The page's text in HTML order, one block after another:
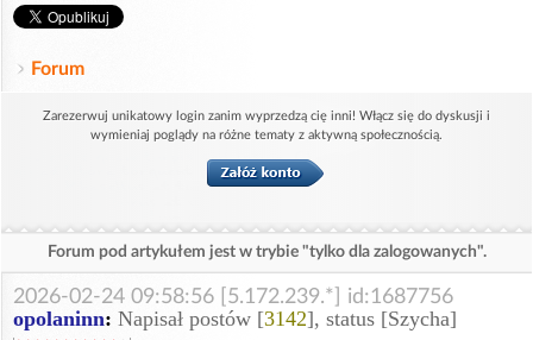
Forum
Zarezerwuj unikatowy login zanim wyprzedzą cię inni! Włącz się do dyskusji i
wymieniaj poglądy na różne tematy z aktywną społecznością.
Forum pod artykułem jest w trybie "tylko dla zalogowanych".
2026-02-24 09:58:56 [5.172.239.*] id:1687756
opolaninn: Napisał postów [3142], status [Szycha]